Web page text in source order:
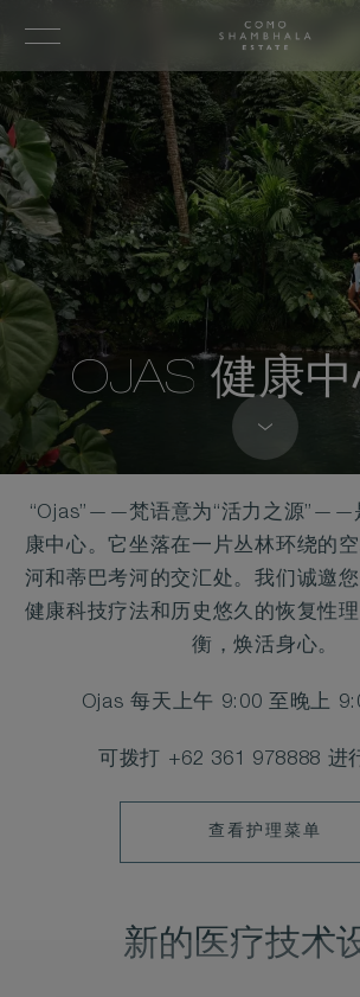
OJAS 健康
“Ojas”——梵语意为“活力之源”——
康中心。它坐落在一片丛林环绕的
河和蒂巴考河的交汇处。我们诚邀
健康科技疗法和历史悠久的恢复性
衡，焕活身心。
Ojas 每天上午 9:00 至晚上
可拨打 +62 361 978888 进
查
看
理
查看护理菜单
新的医疗技术